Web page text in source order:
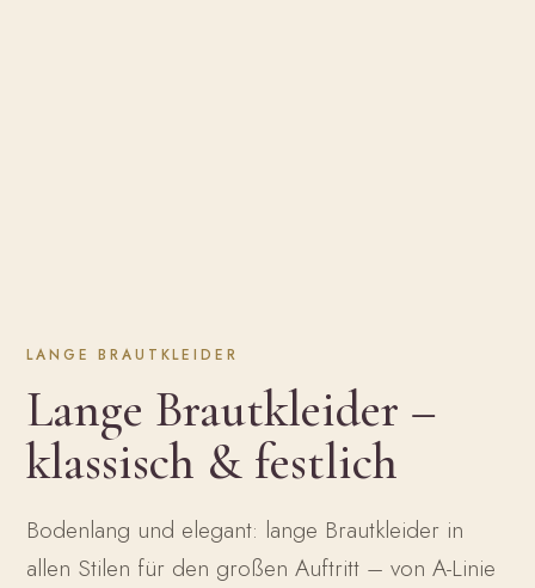
LANGE BRAUTKLEIDER
Lange Brautkleider –
klassisch & festlich
Bodenlang und elegant: lange Brautkleider in
allen Stilen für den großen Auftritt – von A-Linie